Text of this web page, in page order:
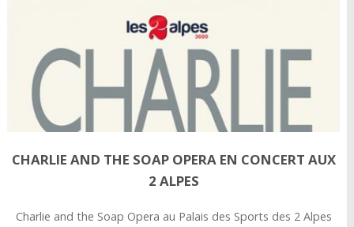
CHARLIE AND THE SOAP OPERA EN CONCERT AUX
2 ALPES
Charlie and the Soap Opera au Palais des Sports des 2 Alpes